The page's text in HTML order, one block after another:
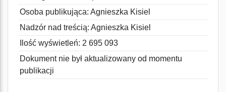
Osoba publikująca: Agnieszka Kisiel
Nadzór nad treścią: Agnieszka Kisiel
Ilość wyświetleń: 2 695 093
Dokument nie był aktualizowany od momentu
publikacji